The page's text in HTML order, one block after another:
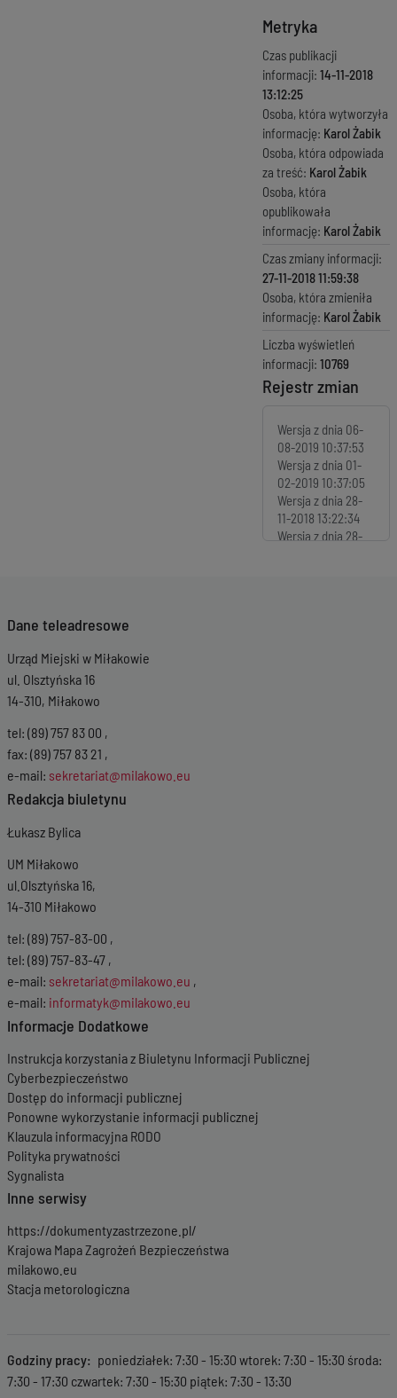
Metryka
Czas publikacji
informacji: 14-11-2018
13:12:25
Osoba, która wytworzyła
informację: Karol Żabik
Osoba, która odpowiada
za treść: Karol Żabik
Osoba, która
opublikowała
informację: Karol Żabik
Czas zmiany informacji:
27-11-2018 11:59:38
Osoba, która zmieniła
informację: Karol Żabik
Liczba wyświetleń
informacji: 10769
Rejestr zmian
Wersja z dnia 06-
08-2019 10:37:53
Wersja z dnia 01-
02-2019 10:37:05
Wersja z dnia 28-
11-2018 13:22:34
Wersja z dnia 28-
Dane teleadresowe
Urząd Miejski w Miłakowie
ul. Olsztyńska 16
14-310, Miłakowo
tel: (89) 757 83 00 ,
fax: (89) 757 83 21 ,
e-mail: sekretariat@milakowo.eu
Redakcja biuletynu
Łukasz Bylica
UM Miłakowo
ul.Olsztyńska 16,
14-310 Miłakowo
tel: (89) 757-83-00 ,
tel: (89) 757-83-47 ,
e-mail: sekretariat@milakowo.eu ,
e-mail: informatyk@milakowo.eu
Informacje Dodatkowe
Instrukcja korzystania z Biuletynu Informacji Publicznej
Cyberbezpieczeństwo
Dostęp do informacji publicznej
Ponowne wykorzystanie informacji publicznej
Klauzula informacyjna RODO
Polityka prywatności
Sygnalista
Inne serwisy
https://dokumentyzastrzezone.pl/
Krajowa Mapa Zagrożeń Bezpieczeństwa
milakowo.eu
Stacja metorologiczna
Godziny pracy
poniedziałek: 7:30 - 15:30 wtorek: 7:30 - 15:30 środa:
7:30 - 17:30 czwartek: 7:30 - 15:30 piątek: 7:30 - 13:30